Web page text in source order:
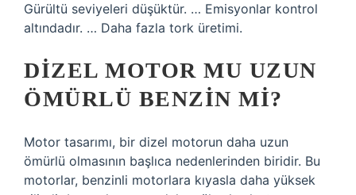
Gürültü seviyeleri düşüktür. … Emisyonlar kontrol
altındadır. … Daha fazla tork üretimi.
DIZEL MOTOR MU UZUN
ÖMÜRLÜ BENZIN MI?
Motor tasarımı, bir dizel motorun daha uzun
ömürlü olmasının başlıca nedenlerinden biridir. Bu
motorlar, benzinli motorlara kıyasla daha yüksek